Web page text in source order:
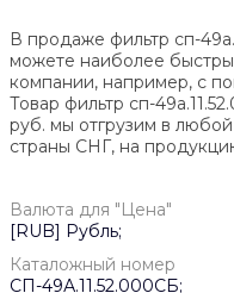
В продаже фильтр сп-
можете наиболее
компании, например, с
Товар фильтр сп-
руб. мы отгрузим в
страны СНГ, на
Валюта для "Цена"
[RUB] Рубль;
Каталожный номер
СП-49А.11.52.000СБ;